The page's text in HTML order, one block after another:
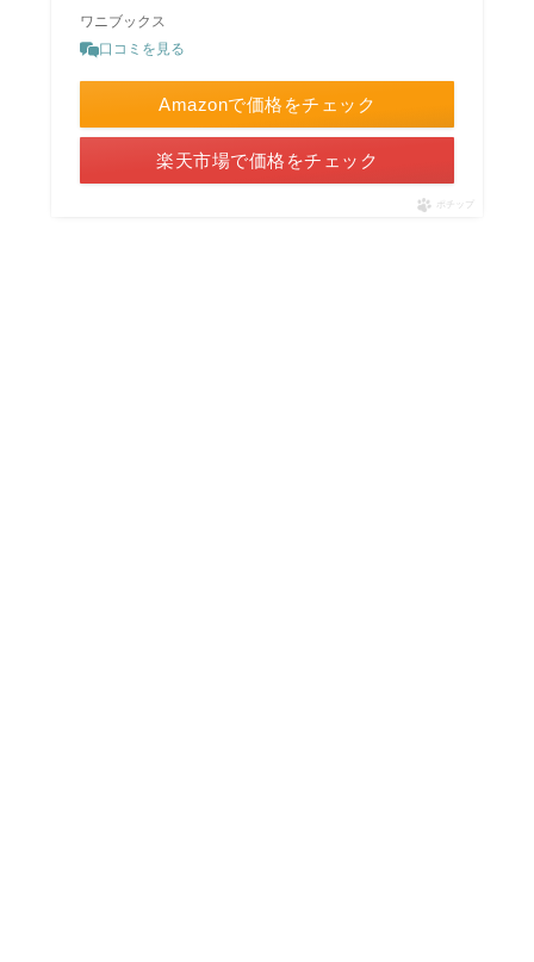
ワニブックス
口コミを見る
Amazonで価格をチェック
楽天市場で価格をチェック
ポチップ